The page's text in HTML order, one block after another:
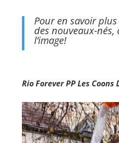
Pour en savoir
des nouveaux-nés,
l’image!
Rio Forever PP Les Coons